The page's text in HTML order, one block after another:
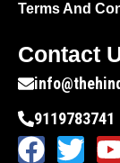
Terms And
Contact
9119783741